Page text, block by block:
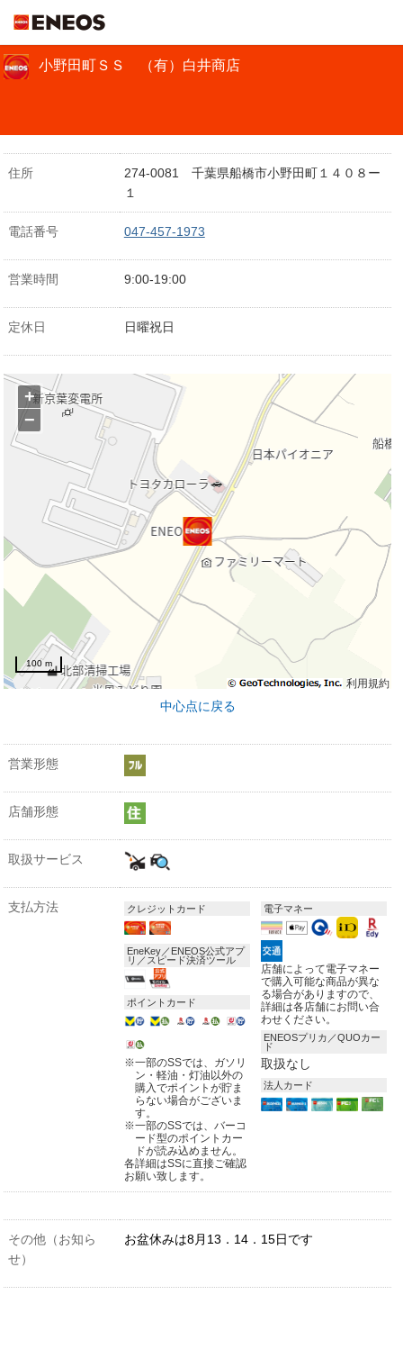
小野田町ＳＳ （有）白井商店
住所
274-0081 千葉県船橋市小野田町１４０８ー
１
電話番号 047-457-1973
営業時間 9:00-19:00
定休日 日曜祝日
利用規約
+
−
100 m
中心点に戻る
営業形態
店舗形態
取扱サービス
支払方法 クレジットカード
EneKey／ENEOS公式アプ
リ／スピード決済ツール
ポイントカード
※一部のSSでは、ガソリ
ン・軽油・灯油以外の
購入でポイントが貯ま
らない場合がございま
す。
※一部のSSでは、バーコ
ード型のポイントカー
ドが読み込めません。
各詳細はSSに直接ご確認
お願い致します。
電子マネー
店舗によって電子マネー
で購入可能な商品が異な
る場合がありますので、
詳細は各店舗にお問い合
わせください。
ENEOSプリカ／QUOカー
ド
取扱なし
法人カード
その他（お知ら
せ）
お盆休みは8月13．14．15日です